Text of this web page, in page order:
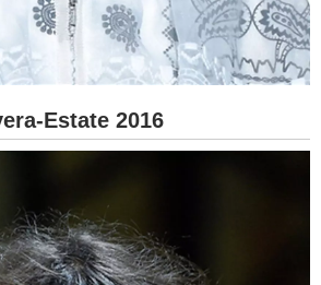
Estate 2016